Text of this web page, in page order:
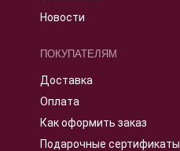
Новости
ПОКУПАТЕЛЯМ
Доставка
Оплата
Как оформить заказ
Подарочные сертификаты